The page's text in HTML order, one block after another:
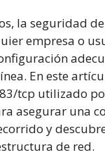
la seguridad
empresa o
En este
tcp utilizado por
asegurar una
y
de red.